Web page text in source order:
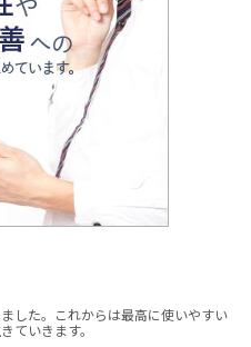
した。これからは最高に使いやすい
ていきます。